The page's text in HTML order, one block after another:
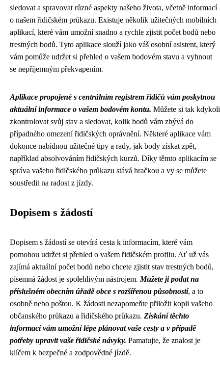
sledovat a spravovat různé aspekty našeho života, včetně informací
o našem řidičském průkazu. Existuje několik užitečných mobilních
aplikací, které vám umožní snadno a rychle zjistit počet bodů nebo
trestných bodů. Tyto aplikace slouží jako váš osobní asistent, který
vám pomůže udržet si přehled o vašem bodovém stavu a vyhnout
se nepříjemným překvapením.
Aplikace propojené s centrálním registrem řidičů vám poskytnou
aktuální informace o vašem bodovém kontu. Můžete si tak kdykoli
zkontrolovat svůj stav a sledovat, kolik bodů vám zbývá do
případného omezení řidičských oprávnění. Některé aplikace vám
dokonce nabídnou užitečné tipy a rady, jak body získat zpět,
například absolvováním řidičských kurzů. Díky těmto aplikacím se
správa vašeho řidičského průkazu stává hračkou a vy se můžete
soustředit na radost z jízdy.
Dopisem s žádostí
Dopisem s žádostí se otevírá cesta k informacím, které vám
pomohou udržet si přehled o vašem řidičském profilu. Ať už vás
zajímá aktuální počet bodů nebo chcete zjistit stav trestných bodů,
písemná žádost je spolehlivým nástrojem. Můžete ji podat na
příslušném obecním úřadě obce s rozšířenou působností, a to
osobně nebo poštou. K žádosti nezapomeňte přiložit kopii vašeho
občanského průkazu a řidičského průkazu. Získání těchto
informací vám umožní lépe plánovat vaše cesty a v případě
potřeby upravit vaše řidičské návyky. Pamatujte, že znalost je
klíčem k bezpečné a zodpovědné jízdě.